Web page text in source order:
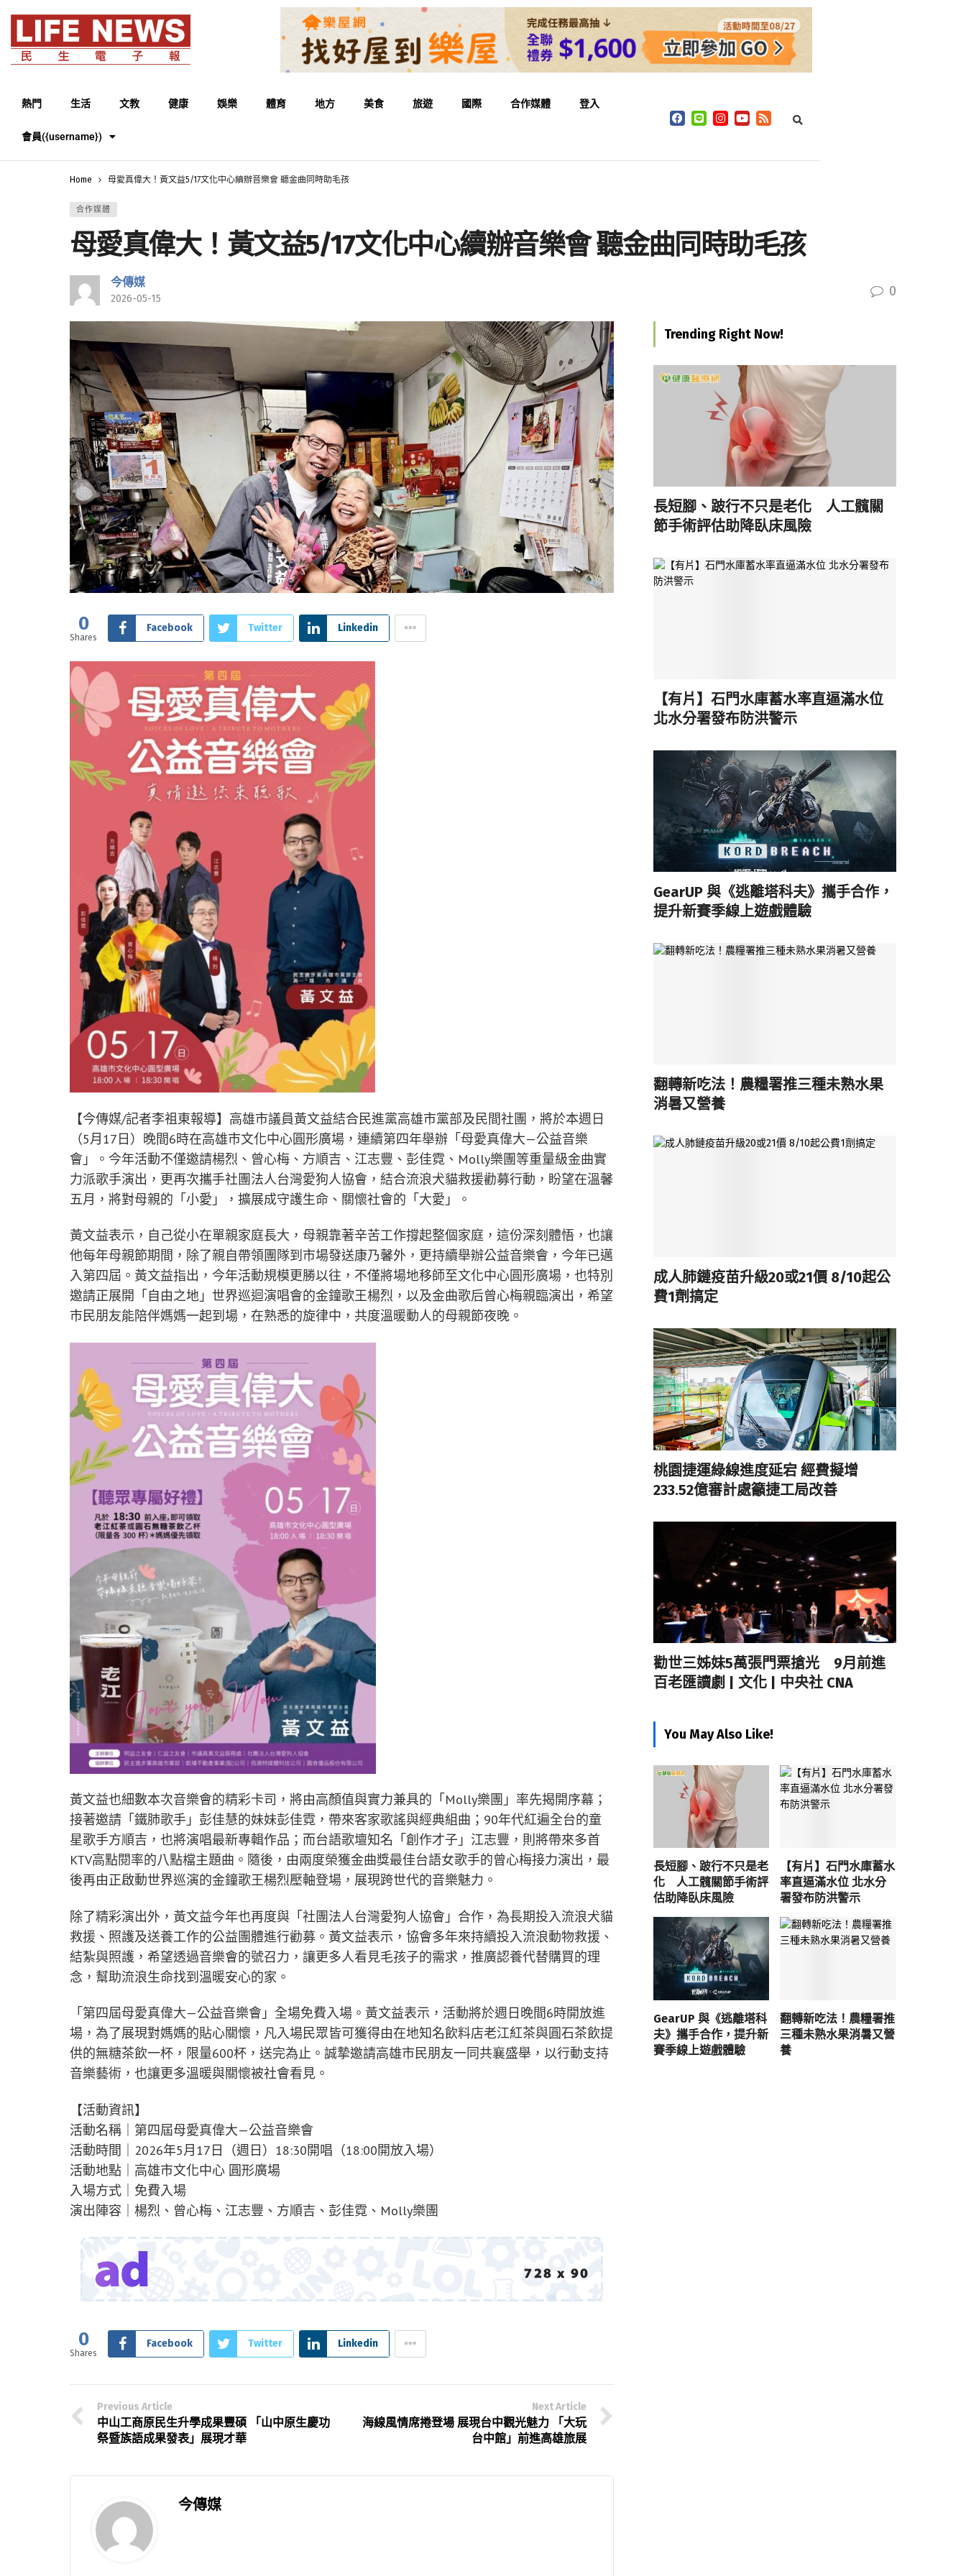
熱門 生活 文教 健康 娛樂 體育 地方 美食 旅遊 國際 合作媒體 登入
會員({username})
Home 母愛真偉大！黃文益5/17文化中心續辦音樂會 聽金曲同時助毛孩
合作媒體
母愛真偉大！黃文益5/17文化中心續辦音樂會 聽金曲同時助毛孩
今傳媒
2026-05-15 0
0
Shares
Facebook Twitter Linkedin
【今傳媒/記者李祖東報導】高雄市議員黃文益結合民進黨高雄市黨部及民間社團，將於本週日
（5月17日）晚間6時在高雄市文化中心圓形廣場，連續第四年舉辦「母愛真偉大—公益音樂
會」。今年活動不僅邀請楊烈、曾心梅、方順吉、江志豐、彭佳霓、Molly樂團等重量級金曲實
力派歌手演出，更再次攜手社團法人台灣愛狗人協會，結合流浪犬貓救援勸募行動，盼望在溫馨
五月，將對母親的「小愛」，擴展成守護生命、關懷社會的「大愛」。
黃文益表示，自己從小在單親家庭長大，母親靠著辛苦工作撐起整個家庭，這份深刻體悟，也讓
他每年母親節期間，除了親自帶領團隊到市場發送康乃馨外，更持續舉辦公益音樂會，今年已邁
入第四屆。黃文益指出，今年活動規模更勝以往，不僅將場地移師至文化中心圓形廣場，也特別
邀請正展開「自由之地」世界巡迴演唱會的金鐘歌王楊烈，以及金曲歌后曾心梅親臨演出，希望
市民朋友能陪伴媽媽一起到場，在熟悉的旋律中，共度溫暖動人的母親節夜晚。
黃文益也細數本次音樂會的精彩卡司，將由高顏值與實力兼具的「Molly樂團」率先揭開序幕；
接著邀請「鐵肺歌手」彭佳慧的妹妹彭佳霓，帶來客家歌謠與經典組曲；90年代紅遍全台的童
星歌手方順吉，也將演唱最新專輯作品；而台語歌壇知名「創作才子」江志豐，則將帶來多首
KTV高點閱率的八點檔主題曲。隨後，由兩度榮獲金曲獎最佳台語女歌手的曾心梅接力演出，最
後再由正啟動世界巡演的金鐘歌王楊烈壓軸登場，展現跨世代的音樂魅力。
除了精彩演出外，黃文益今年也再度與「社團法人台灣愛狗人協會」合作，為長期投入流浪犬貓
救援、照護及送養工作的公益團體進行勸募。黃文益表示，協會多年來持續投入流浪動物救援、
結紮與照護，希望透過音樂會的號召力，讓更多人看見毛孩子的需求，推廣認養代替購買的理
念，幫助流浪生命找到溫暖安心的家。
「第四屆母愛真偉大—公益音樂會」全場免費入場。黃文益表示，活動將於週日晚間6時開放進
場，為了展現對媽媽的貼心關懷，凡入場民眾皆可獲得由在地知名飲料店老江紅茶與圓石茶飲提
供的無糖茶飲一杯，限量600杯，送完為止。誠摯邀請高雄市民朋友一同共襄盛舉，以行動支持
音樂藝術，也讓更多溫暖與關懷被社會看見。
【活動資訊】
活動名稱｜第四屆母愛真偉大—公益音樂會
活動時間｜2026年5月17日（週日）18:30開唱（18:00開放入場）
活動地點｜高雄市文化中心 圓形廣場
入場方式｜免費入場
演出陣容｜楊烈、曾心梅、江志豐、方順吉、彭佳霓、Molly樂團
0
Shares
Facebook Twitter Linkedin
Previous Article
中山工商原民生升學成果豐碩 「山中原生慶功
祭暨族語成果發表」展現才華
Next Article
海線風情席捲登場 展現台中觀光魅力 「大玩
台中館」前進高雄旅展
今傳媒
Trending Right Now!
長短腳、跛行不只是老化 人工髖關
節手術評估助降臥床風險
【有片】石門水庫蓄水率直逼滿水位
北水分署發布防洪警示
GearUP 與《逃離塔科夫》攜手合作，
提升新賽季線上遊戲體驗
翻轉新吃法！農糧署推三種未熟水果
消暑又營養
成人肺鏈疫苗升級20或21價 8/10起公
費1劑搞定
桃園捷運綠線進度延宕 經費擬增
233.52億審計處籲捷工局改善
勸世三姊妹5萬張門票搶光 9月前進
百老匯讀劇 | 文化 | 中央社 CNA
You May Also Like!
長短腳、跛行不只是老
化 人工髖關節手術評
估助降臥床風險
【有片】石門水庫蓄水
率直逼滿水位 北水分
署發布防洪警示
GearUP 與《逃離塔科
夫》攜手合作，提升新
賽季線上遊戲體驗
翻轉新吃法！農糧署推
三種未熟水果消暑又營
養